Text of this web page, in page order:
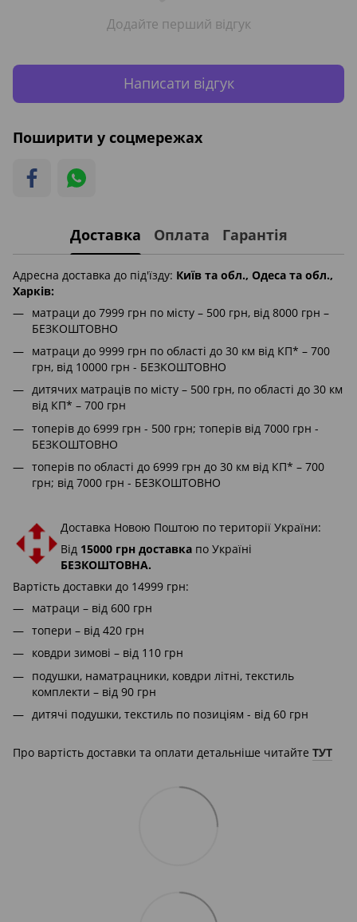
Додайте перший відгук
Написати відгук
Поширити у соцмережах
Доставка Оплата Гарантія
Адресна доставка до під'їзду: Київ та обл., Одеса та обл.,
Харків:
матраци до 7999 грн по місту – 500 грн, від 8000 грн –
БЕЗКОШТОВНО
матраци до 9999 грн по області до 30 км від КП* – 700
грн, від 10000 грн - БЕЗКОШТОВНО
дитячих матраців по місту – 500 грн, по області до 30 км
від КП* – 700 грн
топерів до 6999 грн - 500 грн; топерів від 7000 грн -
БЕЗКОШТОВНО
топерів по області до 6999 грн до 30 км від КП* – 700
грн; від 7000 грн - БЕЗКОШТОВНО
Доставка Новою Поштою по території України:
Від 15000 грн доставка по Україні
БЕЗКОШТОВНА.
Вартість доставки до 14999 грн:
матраци – від 600 грн
топери – від 420 грн
ковдри зимові – від 110 грн
подушки, наматрацники, ковдри літні, текстиль
комплекти – від 90 грн
дитячі подушки, текстиль по позиціям - від 60 грн
Про вартість доставки та оплати детальніше читайте ТУТ